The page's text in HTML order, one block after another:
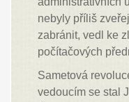
nebyly příliš
zabránit, vedl ke
počítačových
Sametová
vedoucím se stal